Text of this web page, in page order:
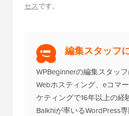
セスです。
編集スタッフ
WPBeginnerの編集スタッフ
Webホスティング、eコマ
ケティングで16年以上の経
Balkhiが率いるWordPress